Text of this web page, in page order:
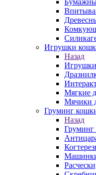
Игрушки
Назад
Мягкие
Мячики
Груминг
Назад
Груминг